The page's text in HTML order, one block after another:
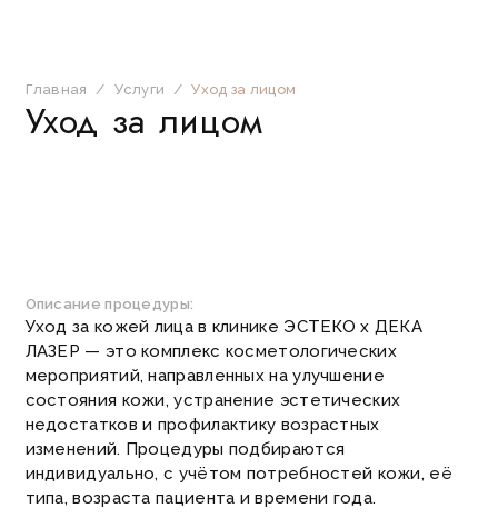
Главная / Услуги / Уход за лицом
Уход за лицом
Описание процедуры:
Уход за кожей лица в клинике ЭСТЕКО х ДЕКА
ЛАЗЕР — это комплекс косметологических
мероприятий, направленных на улучшение
состояния кожи, устранение эстетических
недостатков и профилактику возрастных
изменений. Процедуры подбираются
индивидуально, с учётом потребностей кожи, её
типа, возраста пациента и времени года.